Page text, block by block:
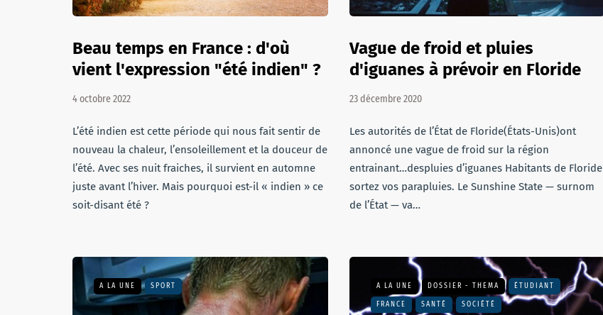
Beau temps en France : d'où
vient l'expression "été indien" ?
4 octobre 2022
L’été indien est cette période qui nous fait sentir de
nouveau la chaleur, l’ensoleillement et la douceur de
l’été. Avec ses nuit fraiches, il survient en automne
juste avant l’hiver. Mais pourquoi est-il « indien » ce
soit-disant été ?
Vague de froid et pluies
d'iguanes à prévoir en Floride
23 décembre 2020
Les autorités de l’État de Floride(États-Unis)ont
annoncé une vague de froid sur la région
entrainant…despluies d’iguanes Habitants de Floride
sortez vos parapluies. Le Sunshine State — surnom
de l’État — va…
A LA UNE SPORT A LA UNE DOSSIER - THEMA ÉTUDIANT
FRANCE SANTÉ SOCIÉTÉ